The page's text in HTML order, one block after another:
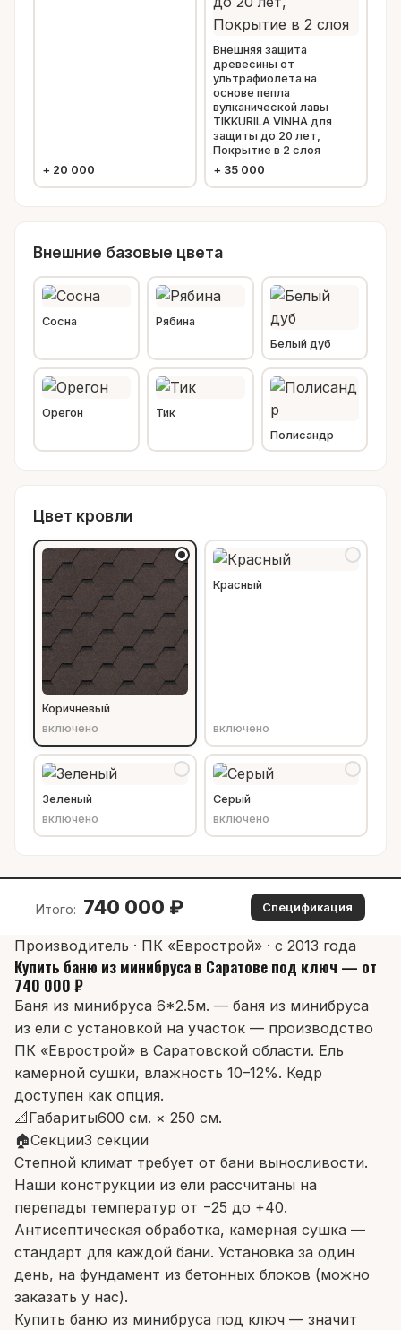
+ 20 000
Внешняя защита
древесины от
ультрафиолета на
основе пепла
вулканической лавы
TIKKURILA VINHA для
защиты до 20 лет,
Покрытие в 2 слоя
+ 35 000
Внешние базовые цвета
Сосна
Рябина
Белый дуб
Орегон
Тик
Полисандр
Цвет кровли
Коричневый
включено
Красный
включено
Зеленый
включено
Серый
включено
Итого: 740 000 ₽ Спецификация
Производитель · ПК «Еврострой» · с 2013 года
Купить баню из минибруса в Саратове под ключ — от
740 000 ₽
Баня из минибруса 6*2.5м. — баня из минибруса
из ели с установкой на участок — производство
ПК «Еврострой» в Саратовской области. Ель
камерной сушки, влажность 10–12%. Кедр
доступен как опция.
📐 Габариты600 см. × 250 см.
🏠Секции3 секции
Степной климат требует от бани выносливости.
Наши конструкции из ели рассчитаны на
перепады температур от −25 до +40.
Антисептическая обработка, камерная сушка —
стандарт для каждой бани. Установка за один
день, на фундамент из бетонных блоков (можно
заказать у нас).
Купить баню из минибруса под ключ — значит